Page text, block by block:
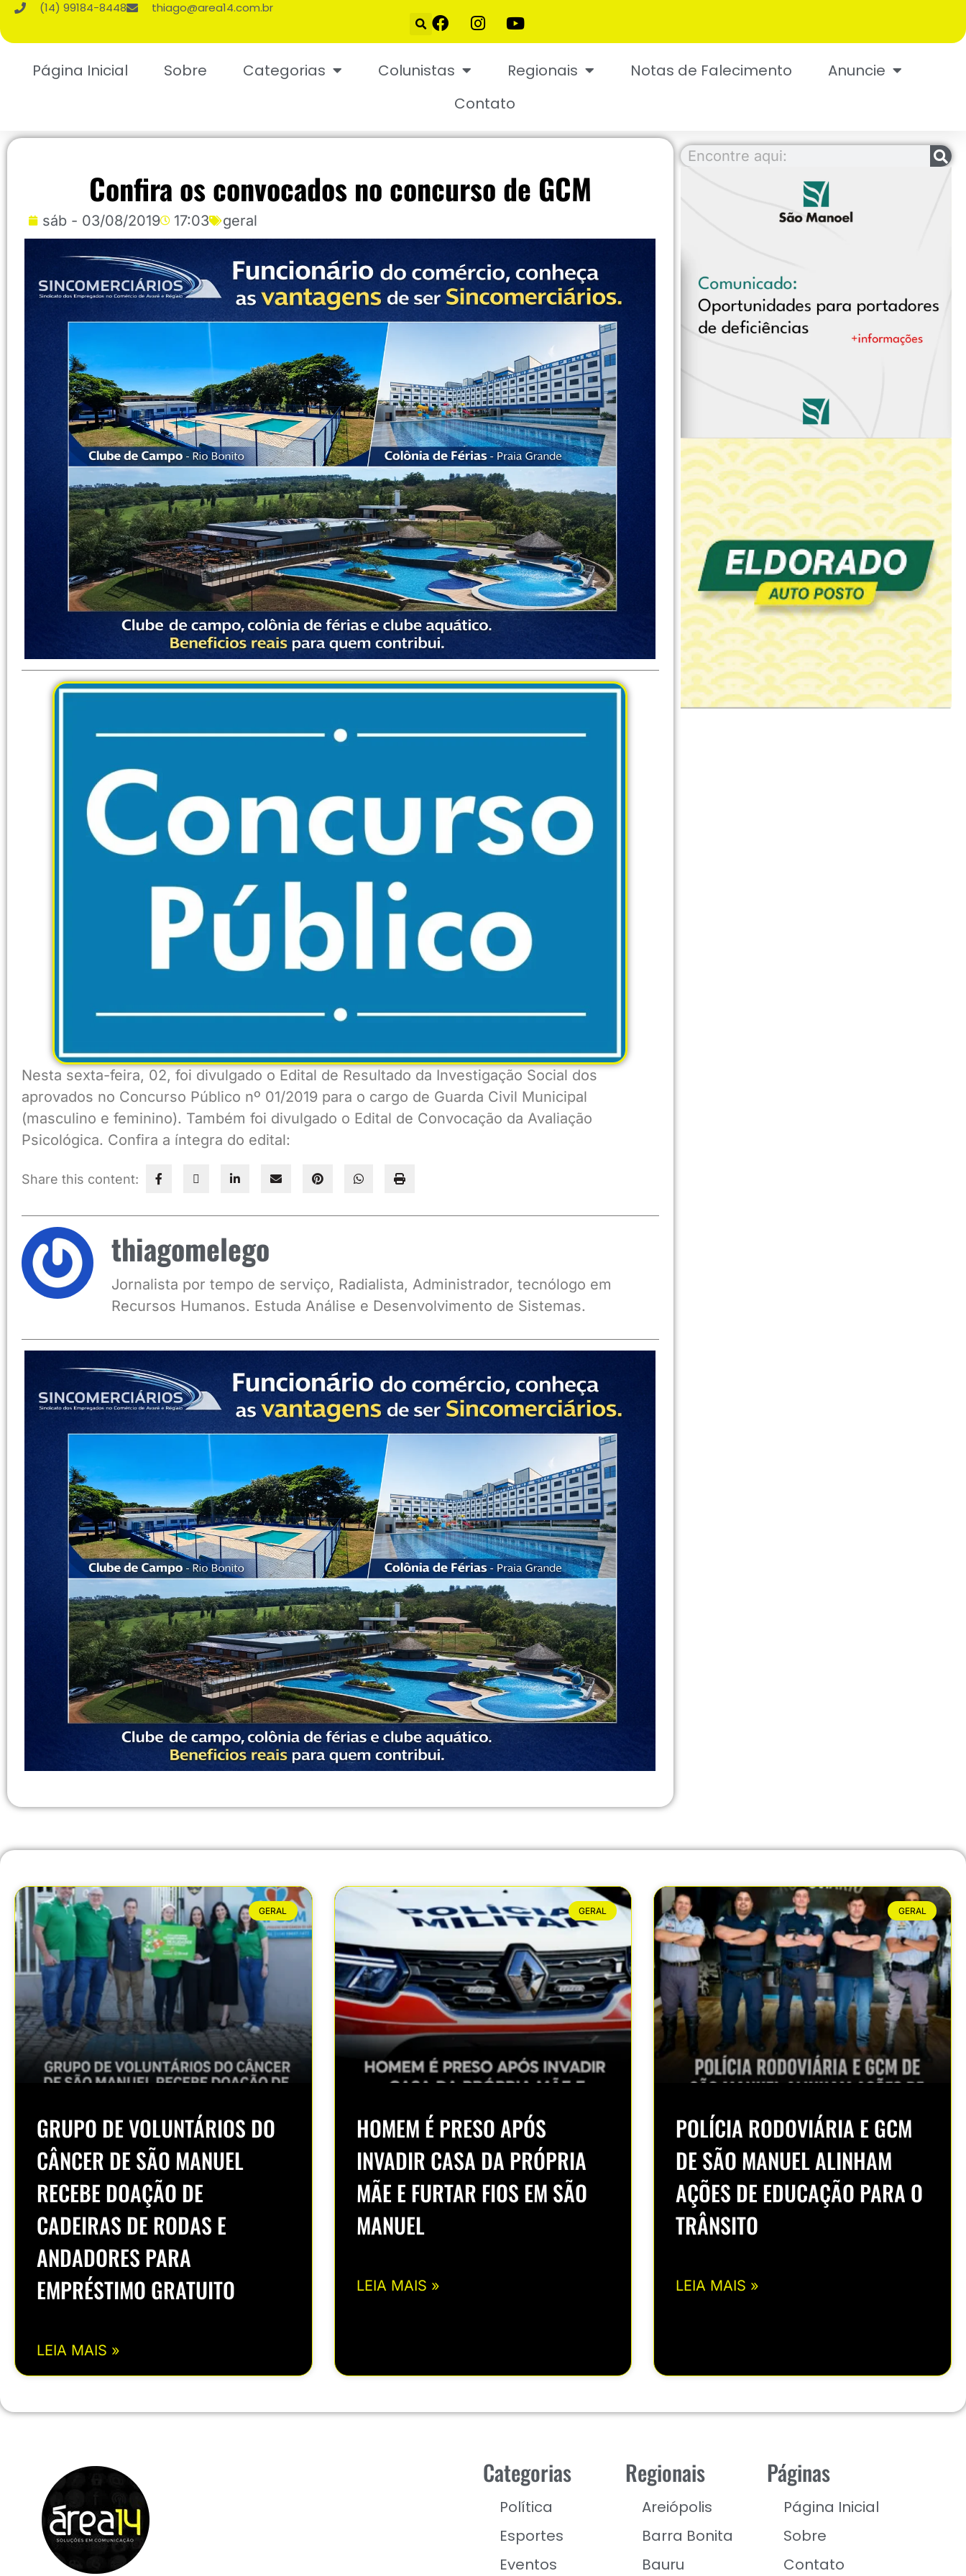
(14) 99184-8448 thiago@area14.com.br
Página Inicial Sobre Categorias Colunistas Regionais Notas de Falecimento
Anuncie
Contato
Confira os convocados no concurso de GCM
sáb - 03/08/2019 17:03 geral
Nesta sexta-feira, 02, foi divulgado o Edital de Resultado da Investigação Social dos
aprovados no Concurso Público nº 01/2019 para o cargo de Guarda Civil Municipal
(masculino e feminino). Também foi divulgado o Edital de Convocação da Avaliação
Psicológica. Confira a íntegra do edital:
Share this content:
thiagomelego
Jornalista por tempo de serviço, Radialista, Administrador, tecnólogo em
Recursos Humanos. Estuda Análise e Desenvolvimento de Sistemas.
GERAL
GRUPO DE VOLUNTÁRIOS DO
CÂNCER DE SÃO MANUEL
RECEBE DOAÇÃO DE
CADEIRAS DE RODAS E
ANDADORES PARA
EMPRÉSTIMO GRATUITO
LEIA MAIS »
GERAL
HOMEM É PRESO APÓS
INVADIR CASA DA PRÓPRIA
MÃE E FURTAR FIOS EM SÃO
MANUEL
LEIA MAIS »
GERAL
POLÍCIA RODOVIÁRIA E GCM
DE SÃO MANUEL ALINHAM
AÇÕES DE EDUCAÇÃO PARA O
TRÂNSITO
LEIA MAIS »
Categorias
Política
Esportes
Eventos
Regionais
Areiópolis
Barra Bonita
Bauru
Páginas
Página Inicial
Sobre
Contato